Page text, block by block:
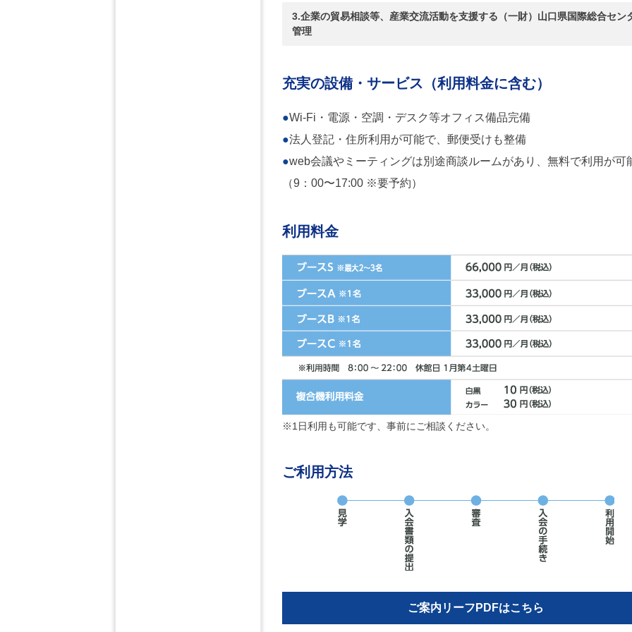
3.企業の貿易相談等、産業交流活動を支援する（一財）山口県国際総合セン
管理
充実の設備・サービス（利用料金に含む）
●Wi-Fi・電源・空調・デスク等オフィス備品完備
●法人登記・住所利用が可能で、郵便受けも整備
●web会議やミーティングは別途商談ルームがあり、無料で利用が可
（9：00〜17:00 ※要予約）
利用料金
※1日利用も可能です、事前にご相談ください。
ご利用方法
ご案内リーフPDFはこちら